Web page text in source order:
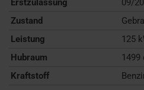
Erstzulassung
09/
Zustand
Leistung
125
Hubraum
1499
Kraftstoff